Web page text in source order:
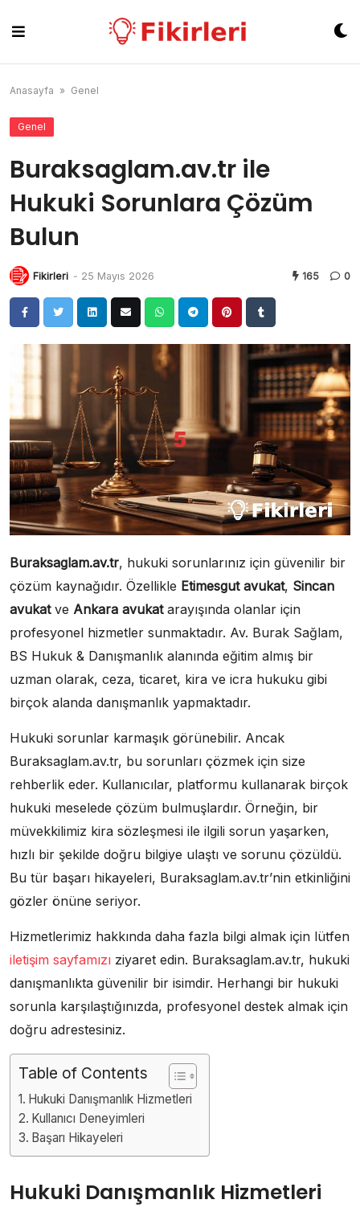
content
Anasayfa » Genel
Genel
Buraksaglam.av.tr ile
Hukuki Sorunlara Çözüm
Bulun
Fikirleri - 25 Mayıs 2026 165 0
Buraksaglam.av.tr, hukuki sorunlarınız için güvenilir bir
çözüm kaynağıdır. Özellikle Etimesgut avukat, Sincan
avukatve Ankara avukatarayışında olanlar için
profesyonel hizmetler sunmaktadır. Av. Burak Sağlam,
BS Hukuk & Danışmanlık alanında eğitim almış bir
uzman olarak, ceza, ticaret, kira ve icra hukuku gibi
birçok alanda danışmanlık yapmaktadır.
Hukuki sorunlar karmaşık görünebilir. Ancak
Buraksaglam.av.tr, bu sorunları çözmek için size
rehberlik eder. Kullanıcılar, platformu kullanarak birçok
hukuki meselede çözüm bulmuşlardır. Örneğin, bir
müvekkilimiz kira sözleşmesi ile ilgili sorun yaşarken,
hızlı bir şekilde doğru bilgiye ulaştı ve sorunu çözüldü.
Bu tür başarı hikayeleri, Buraksaglam.av.tr’nin etkinliğini
gözler önüne seriyor.
Hizmetlerimiz hakkında daha fazla bilgi almak için lütfen
iletişim sayfamızı ziyaret edin. Buraksaglam.av.tr, hukuki
danışmanlıkta güvenilir bir isimdir. Herhangi bir hukuki
sorunla karşılaştığınızda, profesyonel destek almak için
doğru adrestesiniz.
Table of Contents
Hukuki Danışmanlık Hizmetleri
Kullanıcı Deneyimleri
Başarı Hikayeleri
Hukuki Danışmanlık Hizmetleri